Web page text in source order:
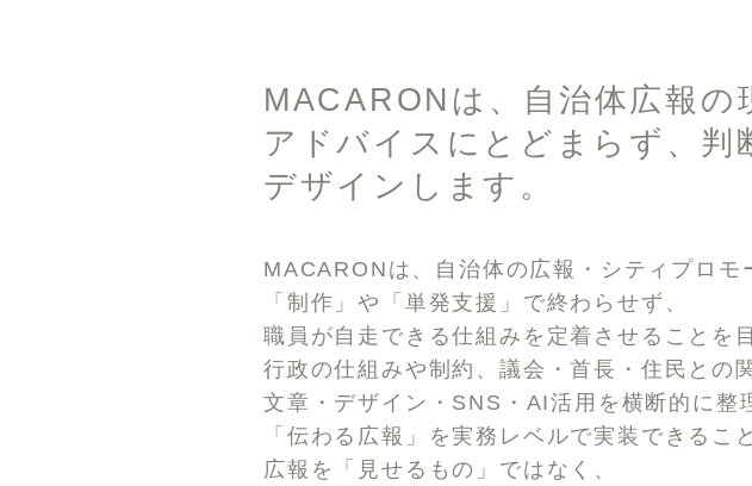
MACARONは、自治体広報の
アドバイスにとどまらず、判
デザインします。
MACARONは、自治体の広報・シティプロモ
「制作」や「単発支援」で終わらせず、
職員が自走できる仕組みを定着させることを
行政の仕組みや制約、議会・首長・住民との
文章・デザイン・SNS・AI活用を横断的に整
「伝わる広報」を実務レベルで実装できるこ
広報を「見せるもの」ではなく、